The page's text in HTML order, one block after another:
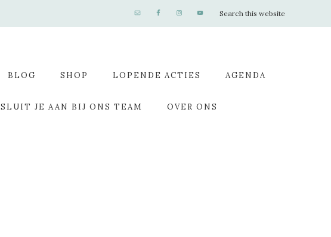
BLOG SHOP LOPENDE ACTIES AGENDA
SLUIT JE AAN BIJ ONS TEAM OVER ONS